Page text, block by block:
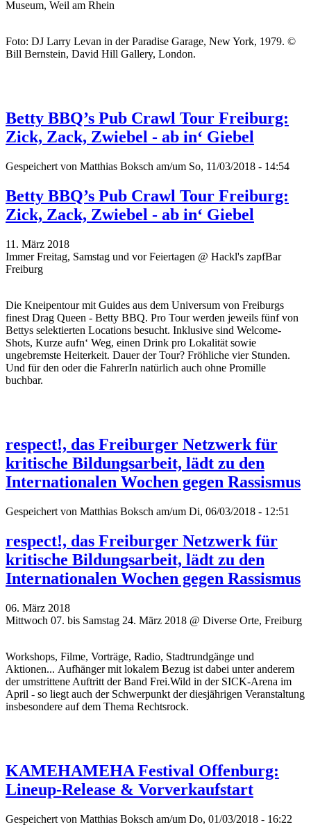
Museum, Weil am Rhein
Foto: DJ Larry Levan in der Paradise Garage, New York, 1979. ©
Bill Bernstein, David Hill Gallery, London.
Betty BBQ’s Pub Crawl Tour Freiburg:
Zick, Zack, Zwiebel - ab in‘ Giebel
Gespeichert von Matthias Boksch am/um So, 11/03/2018 - 14:54
Betty BBQ’s Pub Crawl Tour Freiburg:
Zick, Zack, Zwiebel - ab in‘ Giebel
11. März 2018
Immer Freitag, Samstag und vor Feiertagen @ Hackl's zapfBar
Freiburg
Die Kneipentour mit Guides aus dem Universum von Freiburgs
finest Drag Queen - Betty BBQ. Pro Tour werden jeweils fünf von
Bettys selektierten Locations besucht. Inklusive sind Welcome-
Shots, Kurze aufn‘ Weg, einen Drink pro Lokalität sowie
ungebremste Heiterkeit. Dauer der Tour? Fröhliche vier Stunden.
Und für den oder die FahrerIn natürlich auch ohne Promille
buchbar.
respect!, das Freiburger Netzwerk für
kritische Bildungsarbeit, lädt zu den
Internationalen Wochen gegen Rassismus
Gespeichert von Matthias Boksch am/um Di, 06/03/2018 - 12:51
respect!, das Freiburger Netzwerk für
kritische Bildungsarbeit, lädt zu den
Internationalen Wochen gegen Rassismus
06. März 2018
Mittwoch 07. bis Samstag 24. März 2018 @ Diverse Orte, Freiburg
Workshops, Filme, Vorträge, Radio, Stadtrundgänge und
Aktionen... Aufhänger mit lokalem Bezug ist dabei unter anderem
der umstrittene Auftritt der Band Frei.Wild in der SICK-Arena im
April - so liegt auch der Schwerpunkt der diesjährigen Veranstaltung
insbesondere auf dem Thema Rechtsrock.
KAMEHAMEHA Festival Offenburg:
Lineup-Release & Vorverkaufstart
Gespeichert von Matthias Boksch am/um Do, 01/03/2018 - 16:22